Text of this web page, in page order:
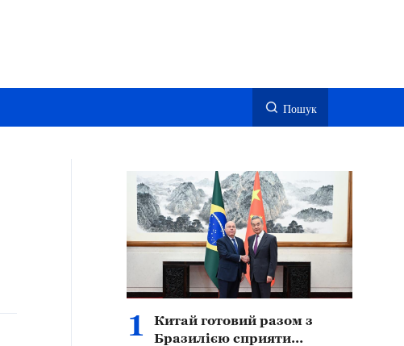
Пошук
1
Китай готовий разом з
Бразилією сприяти